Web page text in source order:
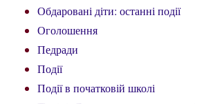
Обдаровані діти: останні події
Оголошення
Педради
Події
Події в початковій школі